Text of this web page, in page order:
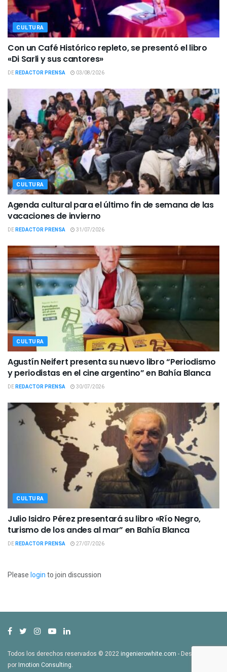
CULTURA
Con un Café Histórico repleto, se presentó el libro
«Di Sarli y sus cantores»
DEREDACTOR PRENSA 03/08/2026
CULTURA
Agenda cultural para el último fin de semana de las
vacaciones de invierno
DEREDACTOR PRENSA 31/07/2026
CULTURA
Agustín Neifert presenta su nuevo libro “Periodismo
y periodistas en el cine argentino” en Bahía Blanca
DEREDACTOR PRENSA 30/07/2026
CULTURA
Julio Isidro Pérez presentará su libro «Río Negro,
turismo de los andes al mar” en Bahía Blanca
DEREDACTOR PRENSA 27/07/2026
Pleaseloginto join discussion
Todos los derechos reservados © 2022ingenierowhite.com - Desarrollado
porImotion Consulting.